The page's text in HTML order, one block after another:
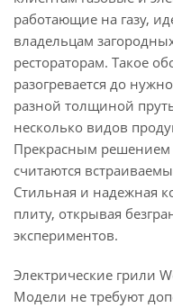
работающие на газу,
владельцам
рестораторам. Такое
разогревается до
разной толщиной
несколько видов
Прекрасным решением
считаются
Стильная и надежная
плиту, открывая
экспериментов.
Электрические грили
Модели не требуют